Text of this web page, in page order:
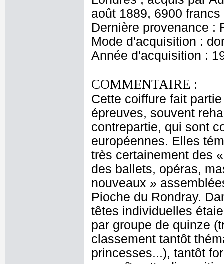
août 1889, 6900
Dernière provenance :
Mode d'acquisition :
Année d'acquisition :
COMMENTAIRE :
Cette coiffure fait
épreuves, souvent
contrepartie, qui sont
européennes. Elles
très certainement des
des ballets, opéras,
nouveaux »
Pioche du Rondray.
têtes individuelles
par groupe de quinze
classement tantôt
princesses...), tantôt